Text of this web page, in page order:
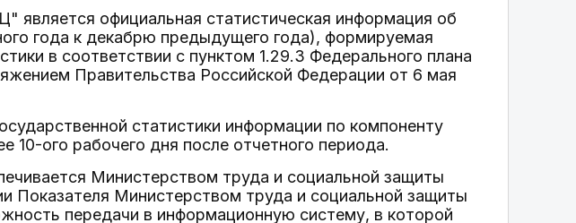
официальная статистическая информация об
года к декабрю предыдущего года), формируемая
в соответствии с пунктом 1.29.3 Федерального плана
Правительства Российской Федерации от 6 мая
статистики информации по компоненту
ого рабочего дня после отчетного периода.
Министерством труда и социальной защиты
Показателя Министерством труда и социальной защиты
передачи в информационную систему, в которой